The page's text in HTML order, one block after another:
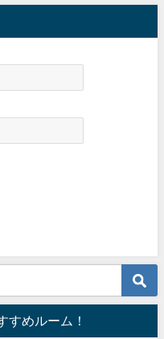
すめルーム！